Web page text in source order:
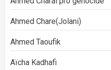
Ahmed Chare(Jolani)
Ahmed Taoufik
Aïcha Kadhafi